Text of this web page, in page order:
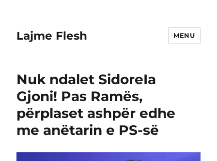
Lajme Flesh MENU
Nuk ndalet SidoreIa
Gjoni! Pas Ramës,
përplaset ashpër edhe
me anëtarin e PS-së